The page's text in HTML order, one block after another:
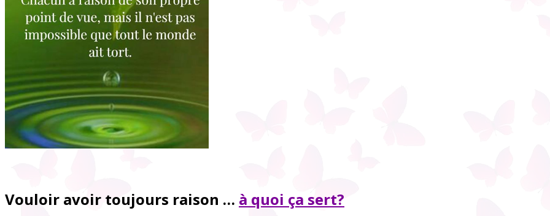
Vouloir avoir toujours raison … à quoi ça sert?